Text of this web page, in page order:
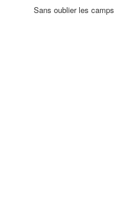
Sans oublier les camps